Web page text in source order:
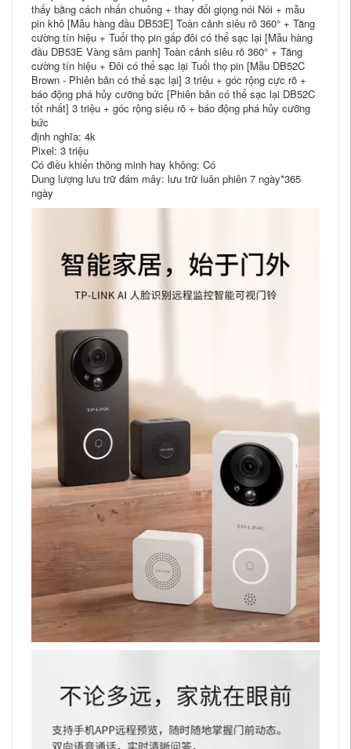
thấy bằng cách nhấn chuông + thay đổi giọng nói Nói + mẫu
pin khô [Mẫu hàng đầu DB53E] Toàn cảnh siêu rõ 360° + Tăng
cường tín hiệu + Tuổi thọ pin gấp đôi có thể sạc lại [Mẫu hàng
đầu DB53E Vàng sâm panh] Toàn cảnh siêu rõ 360° + Tăng
cường tín hiệu + Đôi có thể sạc lại Tuổi thọ pin [Mẫu DB52C
Brown - Phiên bản có thể sạc lại] 3 triệu + góc rộng cực rõ +
báo động phá hủy cưỡng bức [Phiên bản có thể sạc lại DB52C
tốt nhất] 3 triệu + góc rộng siêu rõ + báo động phá hủy cưỡng
bức
định nghĩa: 4k
Pixel: 3 triệu
Có điều khiển thông minh hay không: Có
Dung lượng lưu trữ đám mây: lưu trữ luân phiên 7 ngày*365
ngày